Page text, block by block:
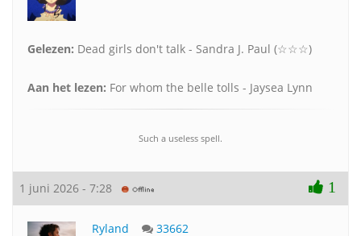
Gelezen: Dead girls don't talk - Sandra J. Paul (☆☆☆)
Aan het lezen: For whom the belle tolls - Jaysea Lynn
Such a useless spell.
1 juni 2026 - 7:28 1
Ryland 33662